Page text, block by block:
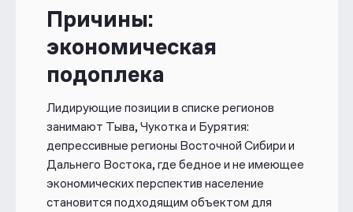
Причины:
экономическая
подоплека
Лидирующие позиции в списке регионов
занимают Тыва, Чукотка и Бурятия:
депрессивные регионы Восточной Сибири и
Дальнего Востока, где бедное и не имеющее
экономических перспектив население
становится подходящим объектом для